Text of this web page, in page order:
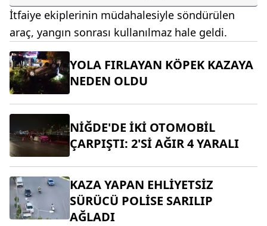
İtfaiye ekiplerinin müdahalesiyle söndürülen
araç, yangın sonrası kullanılmaz hale geldi.
YOLA FIRLAYAN KÖPEK KAZAYA
NEDEN OLDU
NİĞDE'DE İKİ OTOMOBİL
ÇARPIŞTI: 2'Sİ AĞIR 4 YARALI
KAZA YAPAN EHLİYETSİZ
SÜRÜCÜ POLİSE SARILIP
AĞLADI